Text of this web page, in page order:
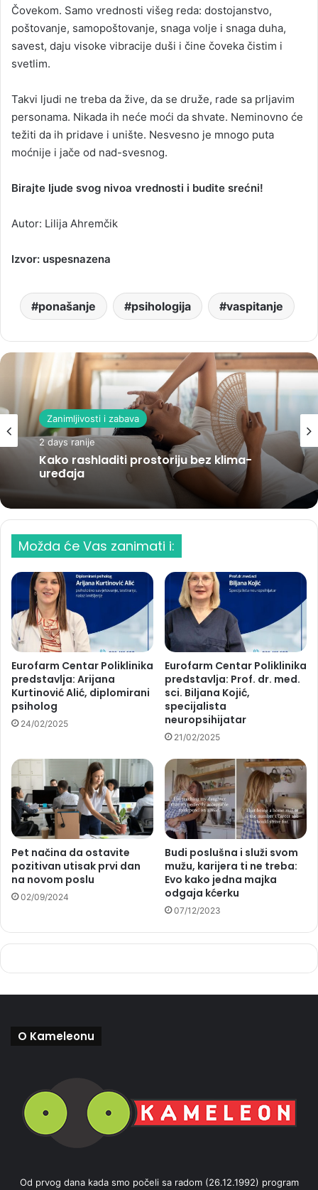
Čovekom. Samo vrednosti višeg reda: dostojanstvo,
poštovanje, samopoštovanje, snaga volje i snaga duha,
savest, daju visoke vibracije duši i čine čoveka čistim i
svetlim.
​Takvi ljudi ne treba da žive, da se druže, rade sa prljavim
personama. Nikada ih neće moći da shvate. Neminovno će
težiti da ih pridave i unište. Nesvesno je mnogo puta
moćnije i jače od nad-svesnog.
Birajte ljude svog nivoa vrednosti i budite srećni!
Autor: Lilija Ahremčik
Izvor: uspesnazena
ponašanje psihologija vaspitanje
Zanimljivosti i zabava
2 days ranije
Kako rashladiti prostoriju bez klima-
uređaja
Možda će Vas zanimati i:
Eurofarm Centar Poliklinika
predstavlja: Arijana
Kurtinović Alić, diplomirani
psiholog
24/02/2025
Eurofarm Centar Poliklinika
predstavlja: Prof. dr. med.
sci. Biljana Kojić,
specijalista
neuropsihijatar
21/02/2025
Pet načina da ostavite
pozitivan utisak prvi dan
na novom poslu
02/09/2024
Budi poslušna i služi svom
mužu, karijera ti ne treba:
Evo kako jedna majka
odgaja kćerku
07/12/2023
O Kameleonu
Od prvog dana kada smo počeli sa radom (26.12.1992) program